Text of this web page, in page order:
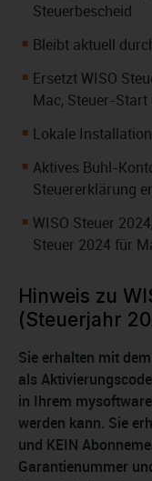
Steuerbescheid
Bleibt aktuell
Ersetzt WISO
Mac, Steuer-
Lokale
Aktives Buhl-
Steuererklärung
WISO Steuer
Steuer 2024 für
Hinweis zu
(Steuerjahr
Sie erhalten mit
als
in Ihrem
werden kann. Sie
und KEIN
Garantienummer